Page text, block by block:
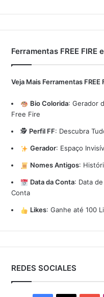
Ferramentas FREE FIRE
Veja Mais Ferramentas FREE
Bio Colorida: Gerador
Free Fire
🕵️ Perfil FF: Descubra
Gerador: Espaço
Nomes Antigos:
Data da Conta: Data
Conta
Likes: Ganhe até 100
REDES SOCIALES